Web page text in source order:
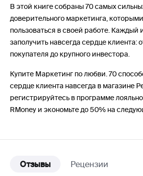
В этой книге собраны 70 самых
доверительного маркетинга,
пользоваться в своей работе. Каждый
заполучить навсегда сердце клиента:
покупателя до крупного инвестора.
Купите Маркетинг по любви. 70
сердце клиента навсегда в магазине
регистрируйтесь в программе
RMoney и экономьте до 50% на
Отзывы Рецензии